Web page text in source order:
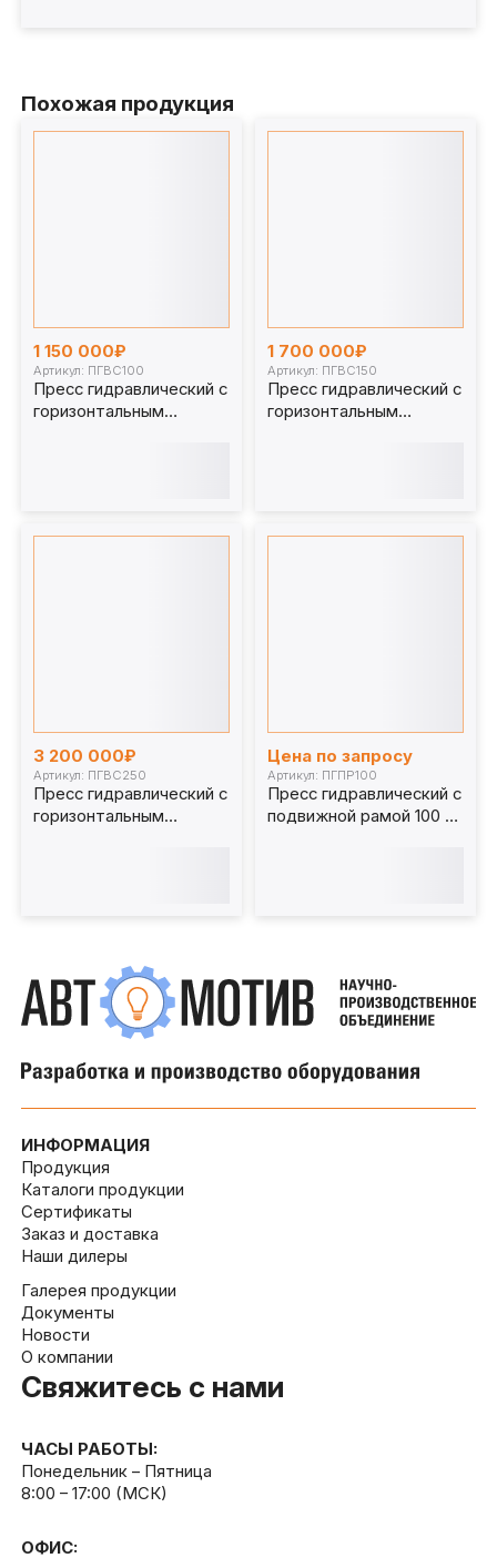
Похожая продукция
1 150 000₽
Артикул: ПГВС100
Пресс гидравлический с
горизонтальным
1 700 000₽
Артикул: ПГВС150
Пресс гидравлический с
горизонтальным
3 200 000₽
Артикул: ПГВС250
Пресс гидравлический с
горизонтальным
Цена по запросу
Артикул: ПГПР100
Пресс гидравлический с
подвижной рамой 100 т.
ИНФОРМАЦИЯ
Продукция
Каталоги продукции
Сертификаты
Заказ и доставка
Наши дилеры
Галерея продукции
Документы
Новости
О компании
Свяжитесь с нами
ЧАСЫ РАБОТЫ:
Понедельник – Пятница
8:00 – 17:00 (МСК)
ОФИС: